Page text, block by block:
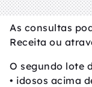
As consultas
Receita ou
O segundo lote
• idosos acima